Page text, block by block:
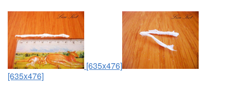
[635x476]
[635x476]